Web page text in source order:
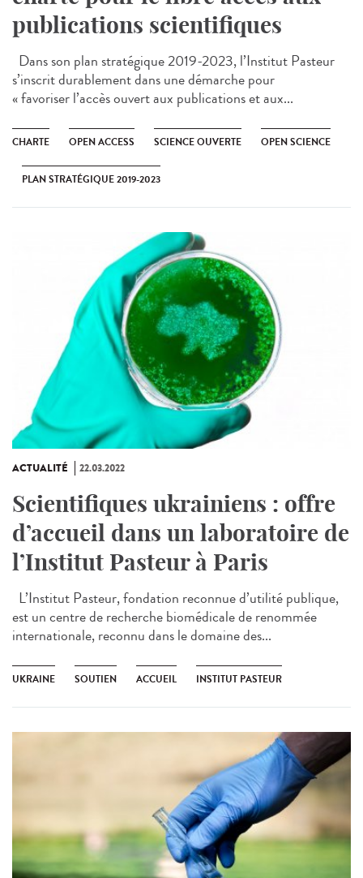
publications scientifiques
Dans son plan stratégique 2019-2023, l’Institut Pasteur
s’inscrit durablement dans une démarche pour
« favoriser l’accès ouvert aux publications et aux...
CHARTE OPEN ACCESS SCIENCE OUVERTE OPEN SCIENCE
PLAN STRATÉGIQUE 2019-2023
ACTUALITÉ 22.03.2022
Scientifiques ukrainiens : offre
d’accueil dans un laboratoire de
l’Institut Pasteur à Paris
L’Institut Pasteur, fondation reconnue d’utilité publique,
est un centre de recherche biomédicale de renommée
internationale, reconnu dans le domaine des...
UKRAINE SOUTIEN ACCUEIL INSTITUT PASTEUR